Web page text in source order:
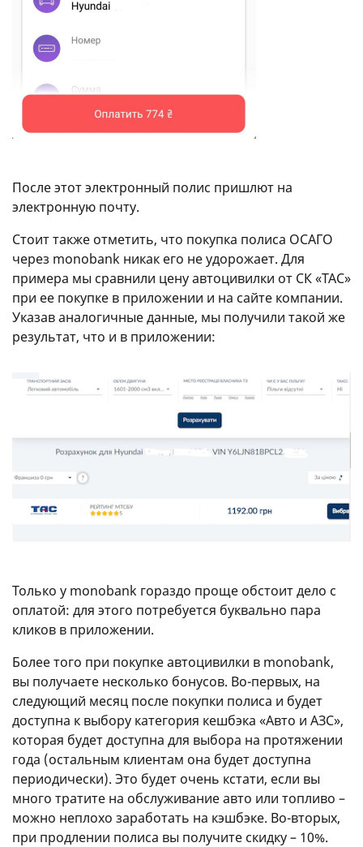
После этот электронный полис пришлют на
электронную почту.
Стоит также отметить, что покупка полиса ОСАГО
через monobank никак его не удорожает. Для
примера мы сравнили цену автоцивилки от СК «ТАС»
при ее покупке в приложении и на сайте компании.
Указав аналогичные данные, мы получили такой же
результат, что и в приложении:
Только у monobank гораздо проще обстоит дело с
оплатой: для этого потребуется буквально пара
кликов в приложении.
Более того при покупке автоцивилки в monobank,
вы получаете несколько бонусов. Во-первых, на
следующий месяц после покупки полиса и будет
доступна к выбору категория кешбэка «Авто и АЗС»,
которая будет доступна для выбора на протяжении
года (остальным клиентам она будет доступна
периодически). Это будет очень кстати, если вы
много тратите на обслуживание авто или топливо –
можно неплохо заработать на кэшбэке. Во-вторых,
при продлении полиса вы получите скидку – 10%.